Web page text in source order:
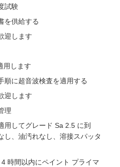
試験
を供給する
迎します
用します
順に超音波検査を適用する
迎します
理
用してグレード Sa 2.5 に到
し、油汚れなし、溶接スパッタ
時間以内にペイント プライマ